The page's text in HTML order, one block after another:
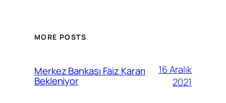
MORE POSTS
Merkez Bankası Faiz Kararı
Bekleniyor
16 Aralık
2021